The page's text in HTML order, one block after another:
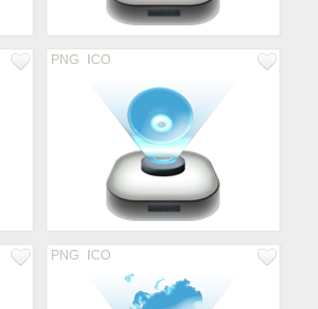
PNG ICO
PNG ICO